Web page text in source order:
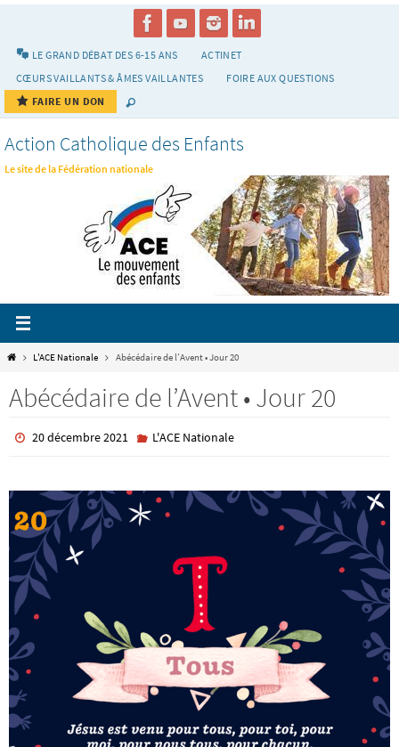
LE GRAND DÉBAT DES 6-15 ANS
ACTINET
CŒURS VAILLANTS & ÂMES VAILLANTES
FOIRE AUX QUESTIONS
FAIRE UN DON
Action Catholique des Enfants
Le site de la Fédération nationale
HomeL'ACE Nationale Abécédaire de l’Avent • Jour 20
Abécédaire de l’Avent • Jour 20
20 décembre 2021 L'ACE Nationale